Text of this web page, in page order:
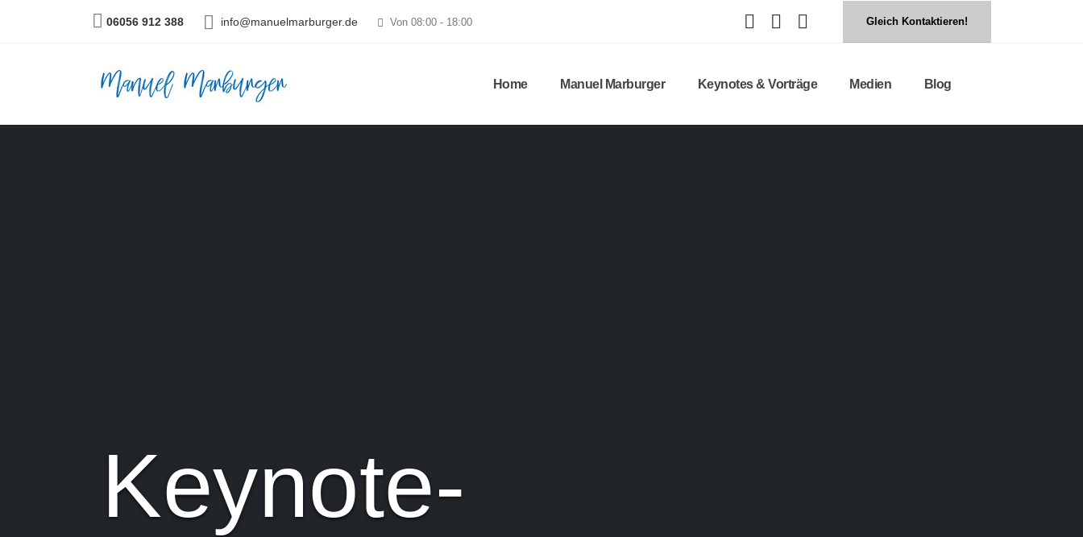
06056 912 388 info@manuelmarburger.de Von 08:00 - 18:00 Instagram
Facebook
WhatsAppGleich Kontaktieren!
Home Manuel Marburger Keynotes & Vorträge Medien Blog
Keynote-